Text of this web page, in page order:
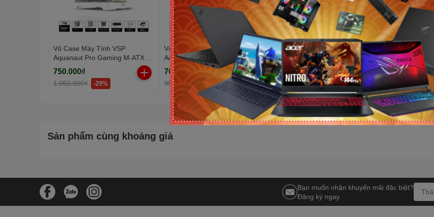
Vỏ Case Máy Tính VSP
Aquanaut Pro Gaming M-ATX
X7 Trắng (Dual Chamber / Kính
Cường Lực)
750.000₫
1.050.000₫ -29%
Vỏ Case Máy Tính VSP
Aquanaut Pro Gaming M-ATX
X7 Đen (Dual Chamber / Form
Cube)
700.000₫
950.000₫ -27%
Tản nhiệt nước AIO Cooler
Master MasterLiquid 360 Atmos
II VRM ARGB Black
3.390.000₫
4.250.000₫ -21%
Tản nhiệt nước
Master
II LCD ARGB
4.154.000₫
4.890.000₫ -
Sản phẩm cùng khoảng giá
Bạn muốn nhận khuyến mãi đặc biệt?
Đăng ký ngay.